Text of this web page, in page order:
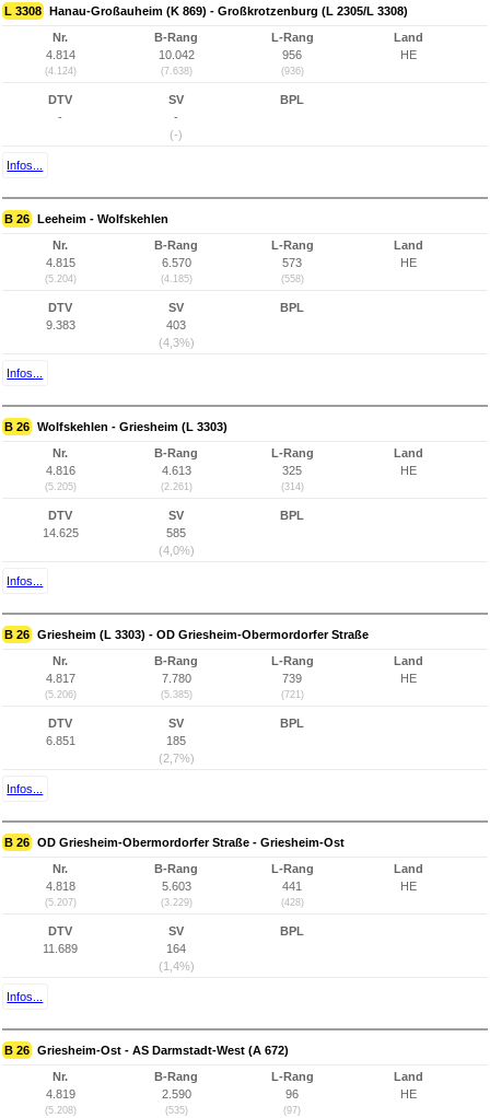
L 3308 Hanau-Großauheim (K 869) - Großkrotzenburg (L 2305/L 3308)
Nr.
4.814
(4.124)
B-Rang
10.042
(7.638)
L-Rang
956
(936)
Land
HE
DTV
-
SV
-
(-)
BPL
Infos...
B 26 Leeheim - Wolfskehlen
Nr.
4.815
(5.204)
B-Rang
6.570
(4.185)
L-Rang
573
(558)
Land
HE
DTV
9.383
SV
403
(4,3%)
BPL
Infos...
B 26 Wolfskehlen - Griesheim (L 3303)
Nr.
4.816
(5.205)
B-Rang
4.613
(2.261)
L-Rang
325
(314)
Land
HE
DTV
14.625
SV
585
(4,0%)
BPL
Infos...
B 26 Griesheim (L 3303) - OD Griesheim-Obermordorfer Straße
Nr.
4.817
(5.206)
B-Rang
7.780
(5.385)
L-Rang
739
(721)
Land
HE
DTV
6.851
SV
185
(2,7%)
BPL
Infos...
B 26 OD Griesheim-Obermordorfer Straße - Griesheim-Ost
Nr.
4.818
(5.207)
B-Rang
5.603
(3.229)
L-Rang
441
(428)
Land
HE
DTV
11.689
SV
164
(1,4%)
BPL
Infos...
B 26 Griesheim-Ost - AS Darmstadt-West (A 672)
Nr.
4.819
(5.208)
B-Rang
2.590
(535)
L-Rang
96
(97)
Land
HE